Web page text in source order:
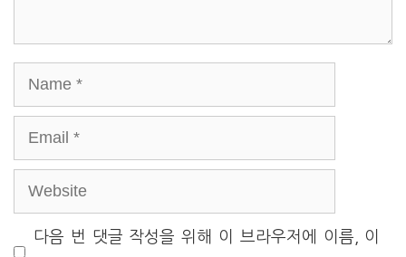
Name
Email
Website
다음 번 댓글 작성을 위해 이 브라우저에 이름, 이